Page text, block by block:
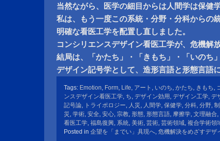
当然ながら、医学の細目からは人間学は保健
私は、もう一度この系統・分野・分科からの
明確な看医工学を配置し直しました。
コンシリエンスデザイン看医工学が、危機解
結局は、「かたち」・「きもち」・「いのち
デザイン記号学として、造形言語と形態言語
Tags: Emotion, Form, Life, アート , いのち, かたち, きもち,
ンスデザイン看医工学, ち, デザイン効用 , デザイン工学, デ
記号論, トライポロジー, 人災 , 人間学, 保健学, 分科, 分野,
災 , 学術, 安全, 安心, 宗教, 形態, 形態言語, 摩擦学, 文理融合,
看医工学, 福島復興, 系統, 美術, 芸術, 芸術領域, 複合学術領
Posted in 企望を「までい」具現へ, 危機解決をめざすデザ